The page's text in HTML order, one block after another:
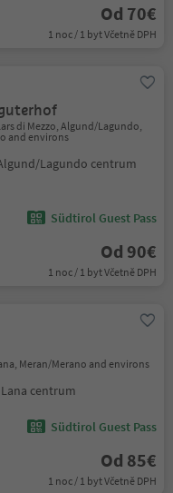
Od 70€
1 noc / 1 byt Včetně DPH
di Mezzo, Algund/Lagundo,
and environs
Lagundo centrum
Südtirol Guest Pass
Od 90€
1 noc / 1 byt Včetně DPH
Meran/Merano and environs
centrum
Südtirol Guest Pass
Od 85€
1 noc / 1 byt Včetně DPH